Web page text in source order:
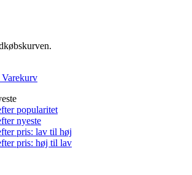
Varekurv
popularitet
nyeste
pris: lav til høj
pris: høj til lav